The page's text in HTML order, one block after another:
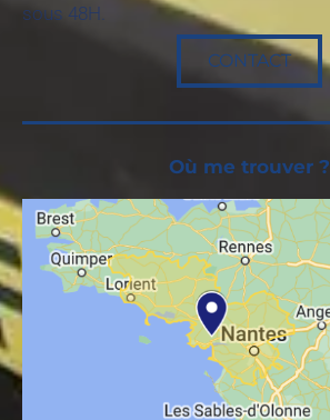
sous 48H.
CONTACT
Où me trouver ?